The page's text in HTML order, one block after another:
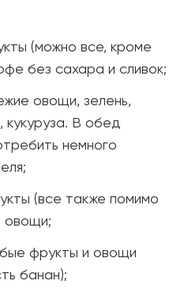
(можно все, кроме
без сахара и сливок;
овощи, зелень,
кукуруза. В обед
немного
(все также помимо
овощи;
фрукты и овощи
банан);